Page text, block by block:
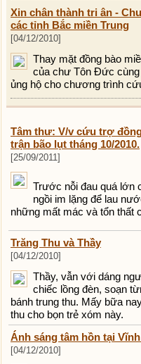
Xin chân thành tri ân -
các tỉnh Bắc miền Trung
[04/12/2010]
Thay mặt đồng bào
của chư Tôn Đức cùng
ủng hộ cho chương trình
Tâm thư: V/v cứu trợ
trận bão lụt tháng 10/2010.
[25/09/2011]
Trước nỗi đau quá lớn
ngồi im lặng để lau
những mất mác và tổn thất
Trăng Thu và Thầy
[04/12/2010]
Thầy, vẫn với dáng
chiếc lồng đèn, soạn
bánh trung thu. Mấy bữa
thu cho bọn trẻ xóm này.
Ánh sáng tâm hồn tại
[04/12/2010]